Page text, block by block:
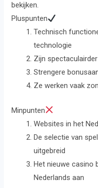
bekijken.
Pluspunten
Technisch
technologie
Zijn
Strengere
Ze werken vaak
Minpunten
Websites in het
De selectie van
uitgebreid
Het nieuwe casino
Nederlands aan